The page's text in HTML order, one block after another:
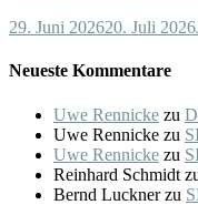
29. Juni 202620. Juli 2026
Neueste Kommentare
Uwe Rennicke zu
Uwe Rennicke zu
Uwe Rennicke zu
Reinhard Schmidt
Bernd Lucknerzu